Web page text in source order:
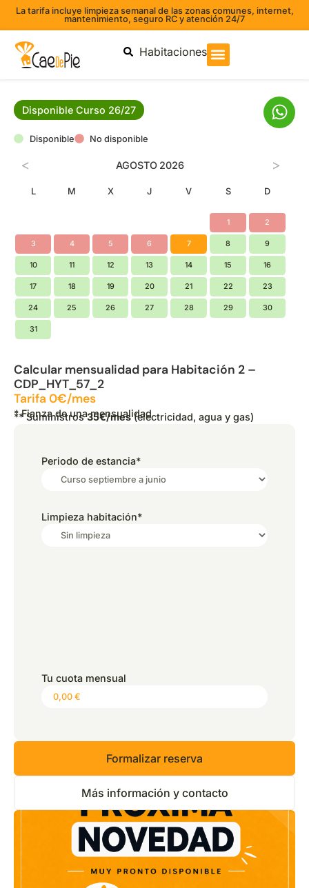
La tarifa incluye limpieza semanal de las zonas comunes, internet,
mantenimiento, seguro RC y atención 24/7
Habitaciones
Disponible Curso 26/27
Disponible No disponible
< AGOSTO 2026 >
L M X J V S D
1 2
3 4 5 6 7 8 9
10 11 12 13 14 15 16
17 18 19 20 21 22 23
24 25 26 27 28 29 30
31
Calcular mensualidad para Habitación 2 –
CDP_HYT_57_2
Tarifa 0€/mes
* Fianza de una mensualidad
** Suministros35€/mes(electricidad, agua y gas)
Periodo de estancia*
Limpieza habitación*
Tu cuota mensual
Formalizar reserva
Más información y contacto